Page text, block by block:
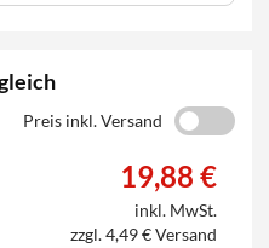
Preis inkl. Versand
19,88 €
inkl. MwSt.
zzgl. 4,49 € Versand